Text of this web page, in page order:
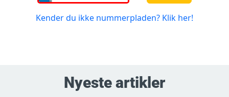
Nyeste artikler